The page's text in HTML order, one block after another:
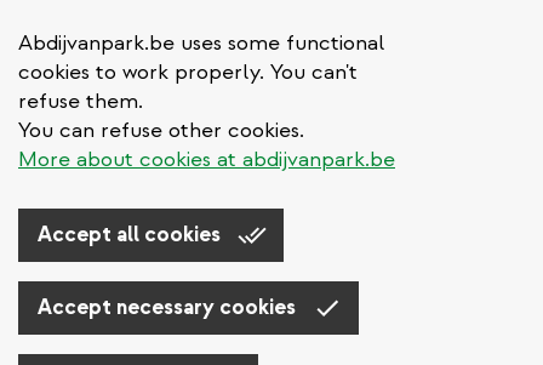
Abdijvanpark.be uses some functional
cookies to work properly. You can't
refuse them.
You can refuse other cookies.
More about cookies at abdijvanpark.be
Accept all cookies
Accept necessary cookies